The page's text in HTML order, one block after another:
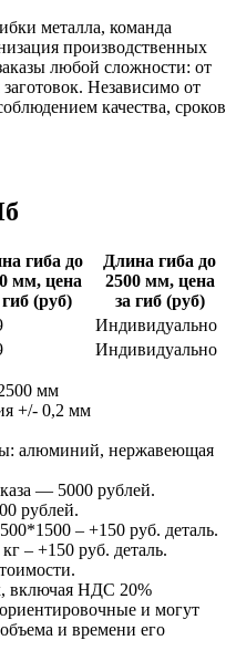
металла, команда
производственных
любой сложности: от
Независимо от
качества, сроков
гиба до
мм, цена
гиб (руб)
Длина гиба до
2500 мм, цена
за гиб (руб)
Индивидуально
Индивидуально
мм
+/- 0,2 мм
алюминий, нержавеющая
— 5000 рублей.
рублей.
– +150 руб. деталь.
– +150 руб. деталь.
включая НДС 20%
и могут
и времени его